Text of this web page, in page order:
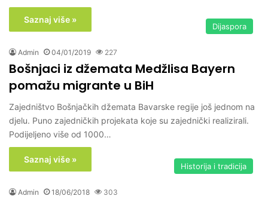
Saznaj više »
Dijaspora
Admin 04/01/2019 227
Bošnjaci iz džemata Medžlisa Bayern
pomažu migrante u BiH
Zajedništvo Bošnjačkih džemata Bavarske regije još jednom na
djelu. Puno zajedničkih projekata koje su zajednički realizirali.
Podijeljeno više od 1000…
Saznaj više »
Historija i tradicija
Admin 18/06/2018 303